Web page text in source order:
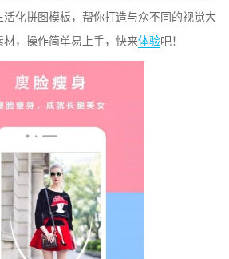
化拼图模板，帮你打造与众不同的视觉大
材，操作简单易上手，快来体验吧！